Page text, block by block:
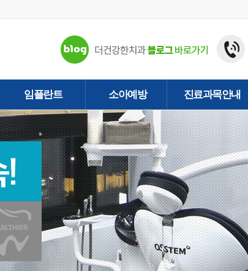
임플란트
- 구강외과전문의
- 네비게이션
소아예방
- 소아예방
진료과목안내
- 임플란트
- 사랑니발치
- 잇몸치료
- 심미보철
- 치아미백
- 소아진료